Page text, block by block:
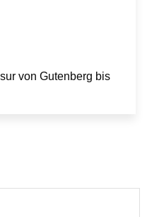
von Gutenberg bis